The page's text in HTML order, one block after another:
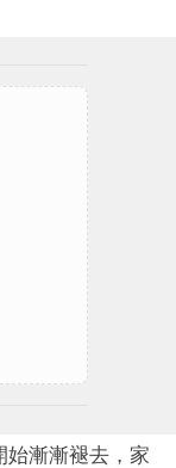
始漸漸褪去，家